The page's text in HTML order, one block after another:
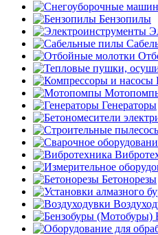
Бензопилы
Генераторы
Бетонорезы